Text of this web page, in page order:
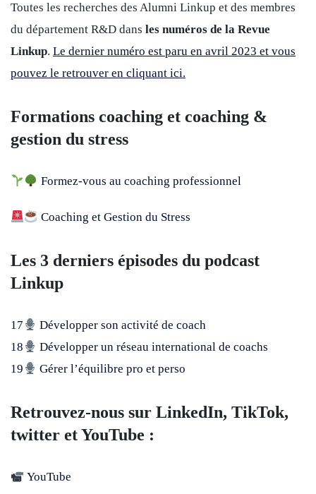
Toutes les recherches des Alumni Linkup et des membres
du département R&D dans les numéros de la Revue
Linkup. Le dernier numéro est paru en avril 2023 et vous
pouvez le retrouver en cliquant ici.
Formations coaching et coaching &
gestion du stress
Formez-vous au coaching professionnel
Coaching et Gestion du Stress
Les 3 derniers épisodes du podcast
Linkup
17
Développer son activité de coach
18
Développer un réseau international de coachs
19
Gérer l’équilibre pro et perso
Retrouvez-nous sur LinkedIn, TikTok,
twitter et YouTube :
YouTube